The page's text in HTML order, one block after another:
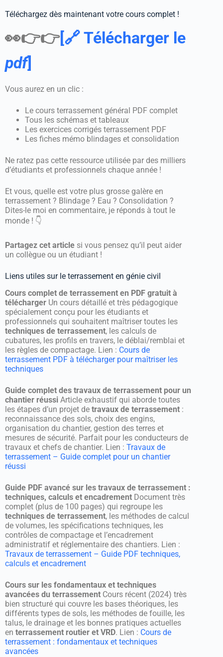
Téléchargez dès maintenant votre cours complet !
👀👉👉[🔗 Télécharger le
pdf]
Vous aurez en un clic :
Le cours terrassement général PDF complet
Tous les schémas et tableaux
Les exercices corrigés terrassement PDF
Les fiches mémo blindages et consolidation
Ne ratez pas cette ressource utilisée par des milliers
d’étudiants et professionnels chaque année !
Et vous, quelle est votre plus grosse galère en
terrassement ? Blindage ? Eau ? Consolidation ?
Dites-le moi en commentaire, je réponds à tout le
monde ! 👇
Partagez cet article si vous pensez qu’il peut aider
un collègue ou un étudiant !
Liens utiles sur le terrassement en génie civil
Cours complet de terrassement en PDF gratuit à
télécharger Un cours détaillé et très pédagogique
spécialement conçu pour les étudiants et
professionnels qui souhaitent maîtriser toutes les
techniques de terrassement, les calculs de
cubatures, les profils en travers, le déblai/remblai et
les règles de compactage. Lien : Cours de
terrassement PDF à télécharger pour maîtriser les
techniques
Guide complet des travaux de terrassement pour un
chantier réussi Article exhaustif qui aborde toutes
les étapes d’un projet de travaux de terrassement :
reconnaissance des sols, choix des engins,
organisation du chantier, gestion des terres et
mesures de sécurité. Parfait pour les conducteurs de
travaux et chefs de chantier. Lien : Travaux de
terrassement – Guide complet pour un chantier
réussi
Guide PDF avancé sur les travaux de terrassement :
techniques, calculs et encadrement Document très
complet (plus de 100 pages) qui regroupe les
techniques de terrassement, les méthodes de calcul
de volumes, les spécifications techniques, les
contrôles de compactage et l’encadrement
administratif et réglementaire des chantiers. Lien :
Travaux de terrassement – Guide PDF techniques,
calculs et encadrement
Cours sur les fondamentaux et techniques
avancées du terrassement Cours récent (2024) très
bien structuré qui couvre les bases théoriques, les
différents types de sols, les méthodes de fouille, les
talus, le drainage et les bonnes pratiques actuelles
en terrassement routier et VRD. Lien : Cours de
terrassement : fondamentaux et techniques
avancées